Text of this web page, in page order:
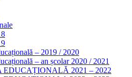
– 2019 / 2020
– an școlar 2020 / 2021
EDUCAȚIONALĂ 2021 – 2022